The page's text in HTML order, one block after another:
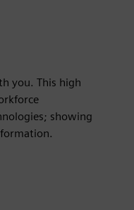
you. This high
showing